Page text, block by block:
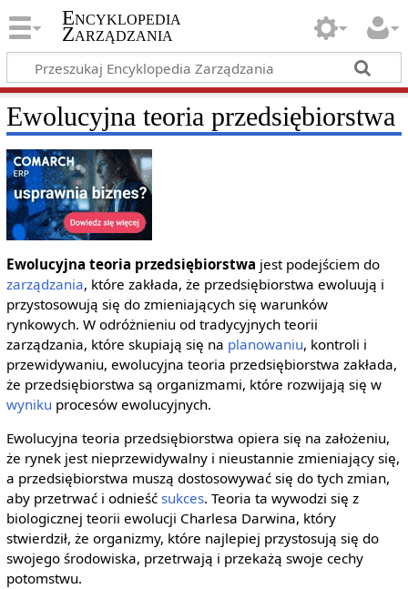
Encyklopedia
Zarządzania
Ewolucyjna teoria przedsiębiorstwa
Ewolucyjna teoria przedsiębiorstwa jest podejściem do
zarządzania, które zakłada, że przedsiębiorstwa ewoluują i
przystosowują się do zmieniających się warunków
rynkowych. W odróżnieniu od tradycyjnych teorii
zarządzania, które skupiają się na planowaniu, kontroli i
przewidywaniu, ewolucyjna teoria przedsiębiorstwa zakłada,
że przedsiębiorstwa są organizmami, które rozwijają się w
wyniku procesów ewolucyjnych.
Ewolucyjna teoria przedsiębiorstwa opiera się na założeniu,
że rynek jest nieprzewidywalny i nieustannie zmieniający się,
a przedsiębiorstwa muszą dostosowywać się do tych zmian,
aby przetrwać i odnieść sukces. Teoria ta wywodzi się z
biologicznej teorii ewolucji Charlesa Darwina, który
stwierdził, że organizmy, które najlepiej przystosują się do
swojego środowiska, przetrwają i przekażą swoje cechy
potomstwu.